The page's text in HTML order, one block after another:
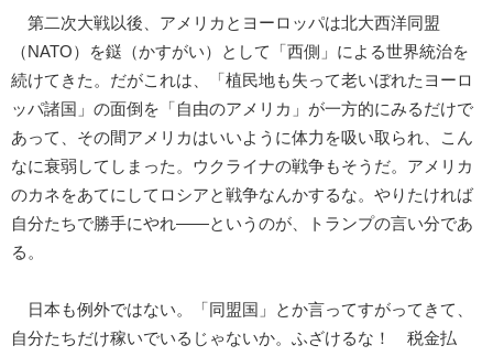
第二次大戦以後、アメリカとヨーロッパは北大西洋同盟
（NATO）を鎹（かすがい）として「西側」による世界統治を
続けてきた。だがこれは、「植民地も失って老いぼれたヨーロ
ッパ諸国」の面倒を「自由のアメリカ」が一方的にみるだけで
あって、その間アメリカはいいように体力を吸い取られ、こん
なに衰弱してしまった。ウクライナの戦争もそうだ。アメリカ
のカネをあてにしてロシアと戦争なんかするな。やりたければ
自分たちで勝手にやれ――というのが、トランプの言い分であ
る。
日本も例外ではない。「同盟国」とか言ってすがってきて、
自分たちだけ稼いでいるじゃないか。ふざけるな！ 税金払